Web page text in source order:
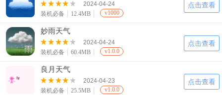
2024-04-24
装机必备
12.4MB v1000
点击查看
妙雨天气
2024-04-24
装机必备
60.4MB v1.0.0
点击查看
良月天气
2024-04-23
装机必备
25.5MB v1.0.0
点击查看